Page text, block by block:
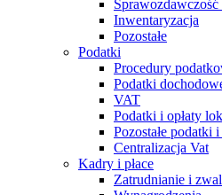
Inwentaryzacja
Pozostałe
Podatki
Procedury
Podatki
VAT
Podatki i opłaty
Pozostałe podatki i
Centralizacja Vat
Kadry i płace
Zatrudnianie i